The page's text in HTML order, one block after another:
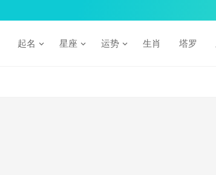
起名 星座 运势 生肖 塔罗